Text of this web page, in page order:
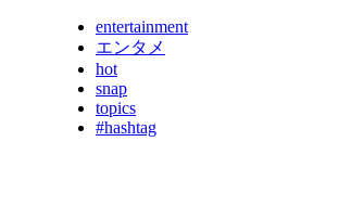
entertainment
エンタメ
hot
snap
topics
#hashtag